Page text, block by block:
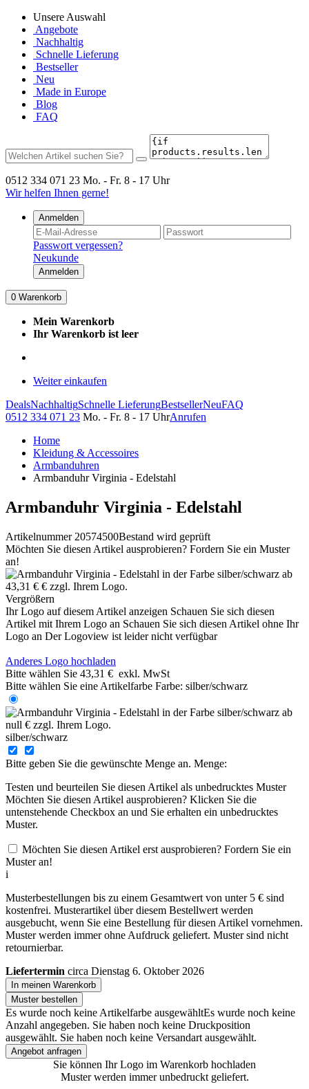
Unsere Auswahl
Angebote
Nachhaltig
Schnelle Lieferung
Bestseller
Neu
Made in Europe
Blog
FAQ
0512 334 071 23 Mo. - Fr. 8 - 17 Uhr
Wir helfen Ihnen gerne!
Anmelden
Passwort vergessen?
Neukunde
Anmelden
0 Warenkorb
Mein Warenkorb
Ihr Warenkorb ist leer
Weiter einkaufen
DealsNachhaltigSchnelle LieferungBestsellerNeuFAQ
0512 334 071 23 Mo. - Fr. 8 - 17 UhrAnrufen
Home
Kleidung & Accessoires
Armbanduhren
Armbanduhr Virginia - Edelstahl
Armbanduhr Virginia - Edelstahl
Artikelnummer 20574500Bestand wird geprüft
Möchten Sie diesen Artikel ausprobieren? Fordern Sie ein Muster
an!
Vergrößern
Ihr Logo auf diesem Artikel anzeigen Schauen Sie sich diesen
Artikel mit Ihrem Logo an Schauen Sie sich diesen Artikel ohne Ihr
Logo an Der Logoview ist leider nicht verfügbar
Anderes Logo hochladen
Bitte wählen Sie 43,31 € exkl. MwSt
Bitte wählen Sie eine Artikelfarbe Farbe: silber/schwarz
silber/schwarz
Bitte geben Sie die gewünschte Menge an. Menge:
Testen und beurteilen Sie diesen Artikel als unbedrucktes Muster
Möchten Sie diesen Artikel ausprobieren? Klicken Sie die
untenstehende Checkbox an und Sie erhalten ein unbedrucktes
Muster.
Möchten Sie diesen Artikel erst ausprobieren? Fordern Sie ein
Muster an!
i
Musterbestellungen bis zu einem Gesamtwert von unter 5 € sind
kostenfrei. Musterartikel über diesem Bestellwert werden
ausgebucht, wenn Sie eine Bestellung für diesen Artikel vornehmen.
Muster werden immer ohne Aufdruck geliefert. Muster sind nicht
retournierbar.
Liefertermin circa Dienstag 6. Oktober 2026
In meinen Warenkorb
Muster bestellen
Es wurde noch keine Artikelfarbe ausgewähltEs wurde noch keine
Anzahl angegeben. Sie haben noch keine Druckposition
ausgewählt. Sie haben noch keine Versandart ausgewählt.
Angebot anfragen
Sie können Ihr Logo im Warenkorb hochladen
Muster werden immer unbedruckt geliefert.